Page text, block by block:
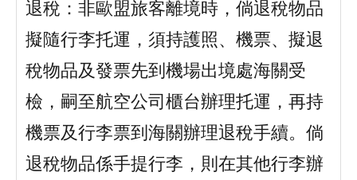
退稅：非歐盟旅客離境時，倘退稅物品
擬隨行李托運，須持護照、機票、擬退
稅物品及發票先到機場出境處海關受
檢，嗣至航空公司櫃台辦理托運，再持
機票及行李票到海關辦理退稅手續。倘
退稅物品係手提行李，則在其他行李辦